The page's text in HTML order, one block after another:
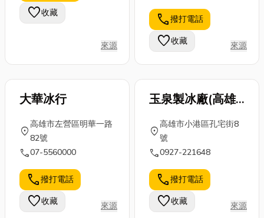
favorite收藏
來源
call撥打電話
favorite收藏 來源
大華冰行
location_on
高雄市左營區明華一路
82號
call07-5560000
call撥打電話
favorite收藏 來源
玉泉製冰廠(高雄
店)
location_on
高雄市小港區孔宅街8
號
call0927-221648
call撥打電話
favorite收藏 來源